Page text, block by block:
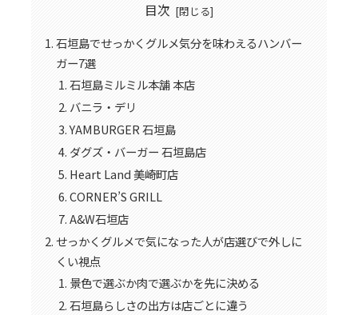
目次
石垣島でせっかくグルメ気分を味わえるハンバー
ガー7選
石垣島ミルミル本舗 本店
バニラ・デリ
YAMBURGER 石垣島
ダグズ・バーガー 石垣島店
Heart Land 美崎町店
CORNER’S GRILL
A&W石垣店
せっかくグルメで気になった人が店選びで外しに
くい視点
景色で選ぶか肉で選ぶかを先に決める
石垣島らしさの出方は店ごとに違う